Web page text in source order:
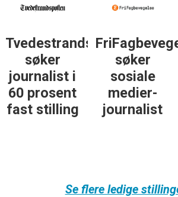
Tvedestrandsposten
søker
journalist i
60 prosent
fast stilling
søker
sosiale
medier-
journalist
Se flere ledige